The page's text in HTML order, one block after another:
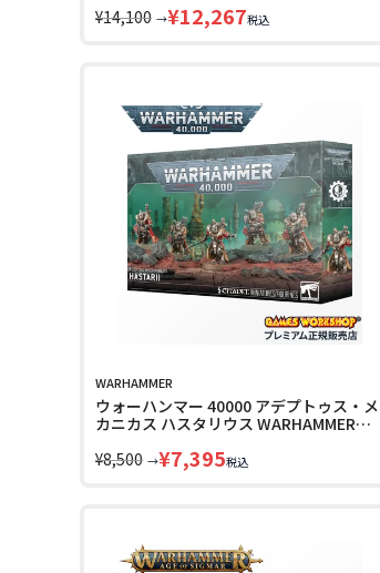
WARHAMMER The Horus Heresy 31-
¥14,100 →¥12,267税込
WARHAMMER
ウォーハンマー 40000 アデプトゥス・メ
カニカス ハスタリウス WARHAMMER
59-34 LINECPN
¥8,500 →¥7,395税込